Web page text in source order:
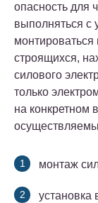
опасность для
выполняться с
строящихся,
силового
только
на конкретном
монтаж
установка